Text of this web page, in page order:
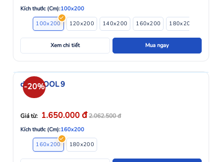
Kích thước (Cm):100x200
100x200
120x200 140x200 160x200 180x200
Xem chi tiết Mua ngay
-20%
drap IKOOL 9
Giá từ: 1.650.000đ2.062.500đ
Kích thước (Cm):160x200
160x200
180x200